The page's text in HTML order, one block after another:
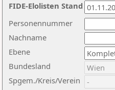
Nachname
Ebene
Personennummer
Bundesland
Spgem./Kreis/Verein
FIDE-Elolisten Stand